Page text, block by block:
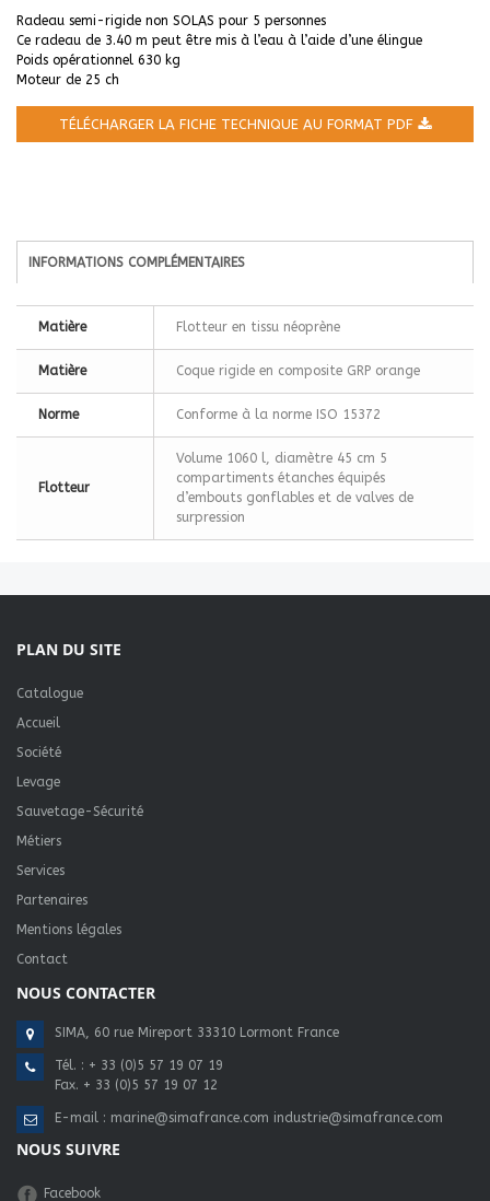
Radeau semi-rigide non SOLAS pour 5 personnes
Ce radeau de 3.40 m peut être mis à l’eau à l’aide d’une élingue
Poids opérationnel 630 kg
Moteur de 25 ch
TÉLÉCHARGER LA FICHE TECHNIQUE AU FORMAT PDF
INFORMATIONS COMPLÉMENTAIRES
Matière Flotteur en tissu néoprène
Matière Coque rigide en composite GRP orange
Norme Conforme à la norme ISO 15372
Flotteur
Volume 1060 l, diamètre 45 cm 5
compartiments étanches équipés
d’embouts gonflables et de valves de
surpression
PLAN DU SITE
Catalogue
Accueil
Société
Levage
Sauvetage-Sécurité
Métiers
Services
Partenaires
Mentions légales
Contact
NOUS CONTACTER
SIMA, 60 rue Mireport 33310 Lormont France
Tél. : + 33 (0)5 57 19 07 19
Fax. + 33 (0)5 57 19 07 12
E-mail : marine@simafrance.com industrie@simafrance.com
NOUS SUIVRE
Facebook